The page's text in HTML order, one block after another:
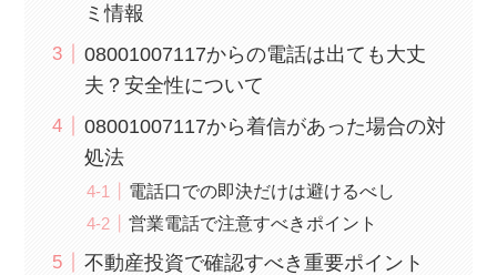
ミ情報
08001007117からの電話は出ても大丈
夫？安全性について
08001007117から着信があった場合の対
処法
電話口での即決だけは避けるべし
営業電話で注意すべきポイント
不動産投資で確認すべき重要ポイント